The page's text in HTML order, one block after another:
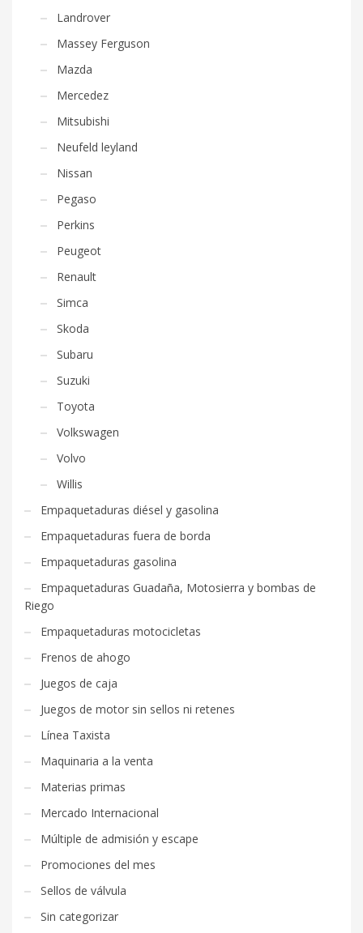
Landrover
Massey Ferguson
Mazda
Mercedez
Mitsubishi
Neufeld leyland
Nissan
Pegaso
Perkins
Peugeot
Renault
Simca
Skoda
Subaru
Suzuki
Toyota
Volkswagen
Volvo
Willis
Empaquetaduras diésel y gasolina
Empaquetaduras fuera de borda
Empaquetaduras gasolina
Empaquetaduras Guadaña, Motosierra y bombas de
Riego
Empaquetaduras motocicletas
Frenos de ahogo
Juegos de caja
Juegos de motor sin sellos ni retenes
Línea Taxista
Maquinaria a la venta
Materias primas
Mercado Internacional
Múltiple de admisión y escape
Promociones del mes
Sellos de válvula
Sin categorizar